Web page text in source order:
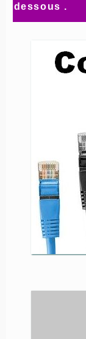
dessous .
■